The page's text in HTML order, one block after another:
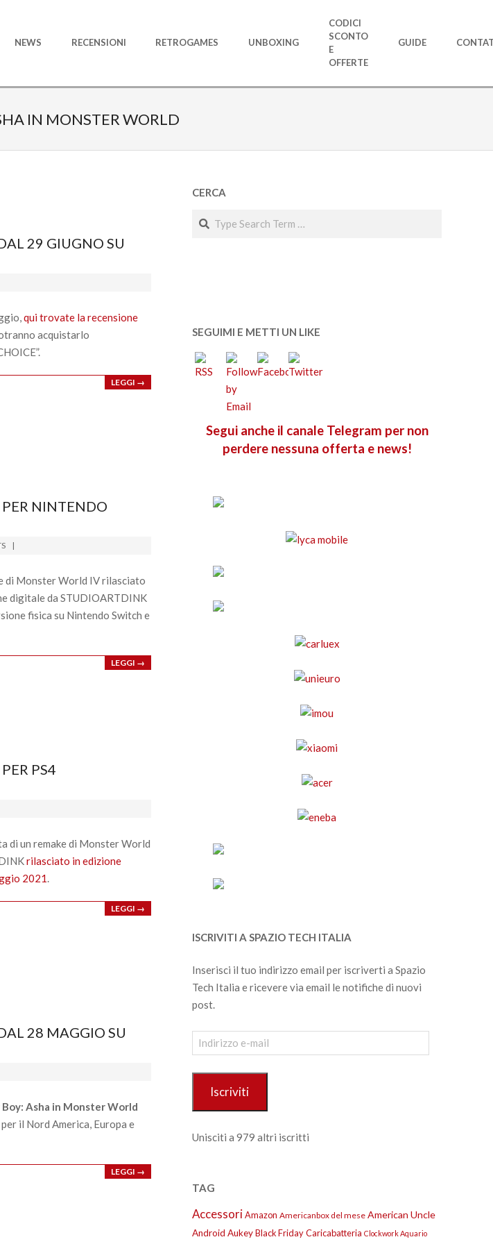
NEWS RECENSIONI RETROGAMES UNBOXING
CODICI
SCONTO
E
OFFERTE
GUIDE
IN MONSTER WORLD
29 GIUGNO SU
qui trovate la recensione
acquistarlo
LEGGI →
PER NINTENDO
di Monster World IV rilasciato
digitale da STUDIOARTDINK
fisica su Nintendo Switch e
LEGGI →
PS4
di un remake di Monster World
rilasciato in edizione
2021.
LEGGI →
28 MAGGIO SU
Asha in Monster World
il Nord America, Europa e
LEGGI →
CERCA
Search
SEGUIMI E METTI UN LIKE
Segui anche il canale Telegram per non
perdere nessuna offerta e news!
ISCRIVITI A SPAZIO TECH ITALIA
Inserisci il tuo indirizzo email per iscriverti a Spazio
Tech Italia e ricevere via email le notifiche di nuovi
post.
Indirizzo
e-
Iscriviti
Unisciti a 979 altri iscritti
TAG
AccessoriAmazon Americanbox del mese American Uncle
Android AukeyBlack FridayCaricabatteria Clockwork Aquario